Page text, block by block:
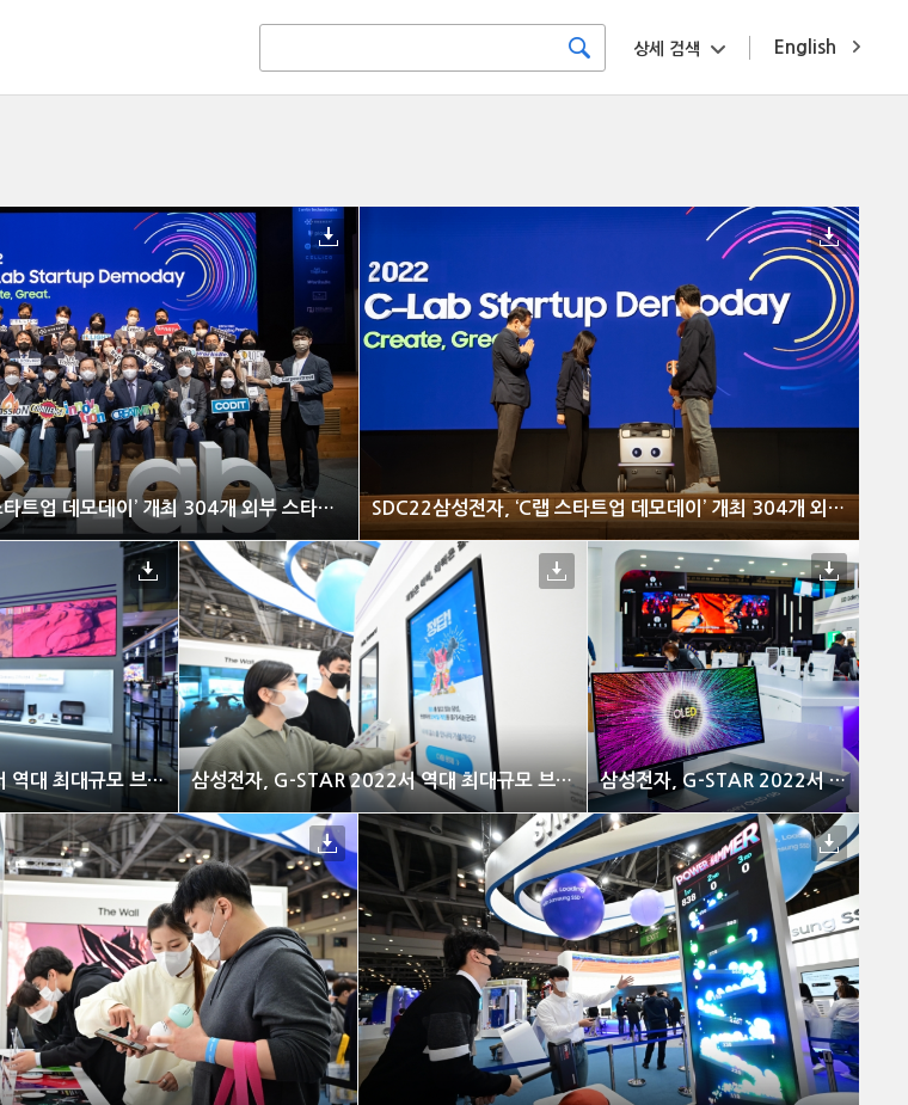
English
상세 검색
삼성전자, ‘C랩 스타트업 데모데이’ 개최 304개 외부 스타트업 성장과 사업 협력 지원 SDC22삼성전자, ‘C랩 스타트업 데모데이’ 개최 304개 외부 스타트업 성장과 사업 협력 지원
삼성전자, G-STAR 2022서 역대 최대규모 브랜드관 열어 삼성전자, G-STAR 2022서 역대 최대규모 브랜드관 열어 삼성전자, G-STAR 2022서 역대 최대규모 브랜드관 열어